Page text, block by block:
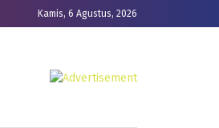
Kamis, 6 Agustus, 2026